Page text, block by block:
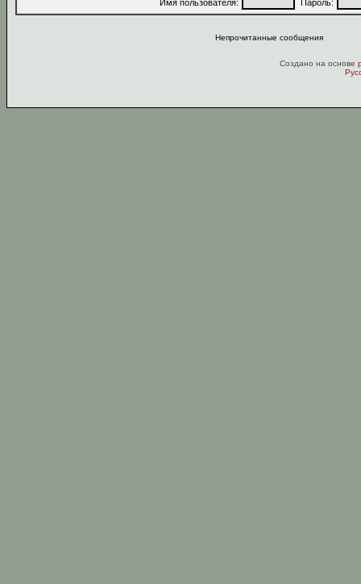
Имя пользователя: Пароль:
Непрочитанные сообщения
Создано на основе